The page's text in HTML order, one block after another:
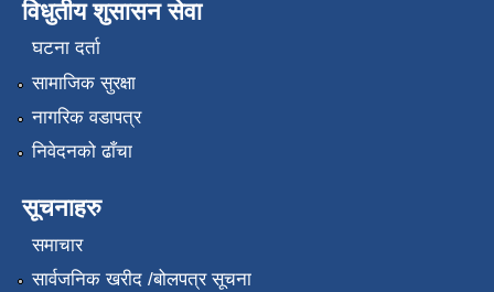
विधुतीय शुसासन सेवा
घटना दर्ता
सामाजिक सुरक्षा
नागरिक वडापत्र
निवेदनको ढाँचा
सूचनाहरु
समाचार
सार्वजनिक खरीद /बोलपत्र सूचना